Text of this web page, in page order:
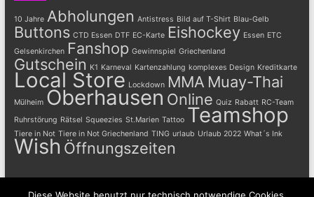
10 Jahre Abholungen Antistress Bild auf T-Shirt Blau-Gelb
Buttons CTD Essen DTF EC-Karte Eishockey Essen ETC
Gelsenkirchen Fanshop Gewinnspiel Griechenland
Gutschein K1 Karneval Kartenzahlung komplexes Design Kreditkarte
Local Store Lockdown MMA Muay-Thai
Mülheim Oberhausen Online Quiz Rabatt RC-Team
Ruhrstörung Rätsel Squeezies St.Marien Tattoo Teamshop
Tiere in Not Tiere in Not Griechenland TING urlaub Urlaub 2022 What´s Ink
Wish Öffnungszeiten